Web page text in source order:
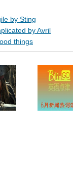
by Sting
by Avril
things